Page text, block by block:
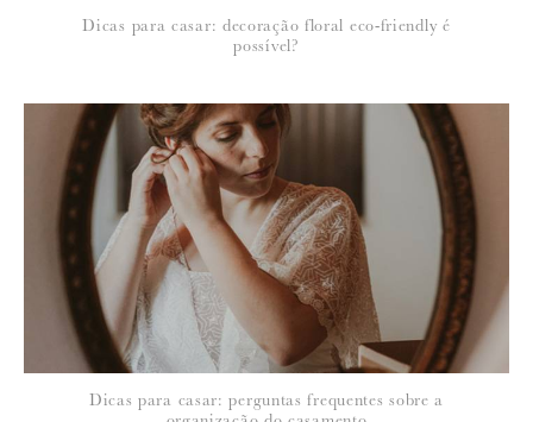
Dicas para casar: decoração floral eco-friendly é
possível?
Dicas para casar: perguntas frequentes sobre a